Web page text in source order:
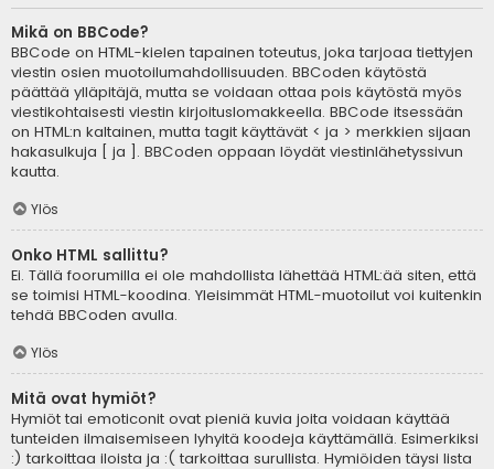
Mikä on BBCode?
BBCode on HTML-kielen tapainen toteutus, joka tarjoaa tiettyjen
viestin osien muotoilumahdollisuuden. BBCoden käytöstä
päättää ylläpitäjä, mutta se voidaan ottaa pois käytöstä myös
viestikohtaisesti viestin kirjoituslomakkeella. BBCode itsessään
on HTML:n kaltainen, mutta tagit käyttävät < ja > merkkien sijaan
hakasulkuja [ ja ]. BBCoden oppaan löydät viestinlähetyssivun
kautta.
Ylös
Onko HTML sallittu?
Ei. Tällä foorumilla ei ole mahdollista lähettää HTML:ää siten, että
se toimisi HTML-koodina. Yleisimmät HTML-muotoilut voi kuitenkin
tehdä BBCoden avulla.
Ylös
Mitä ovat hymiöt?
Hymiöt tai emoticonit ovat pieniä kuvia joita voidaan käyttää
tunteiden ilmaisemiseen lyhyitä koodeja käyttämällä. Esimerkiksi
:) tarkoittaa iloista ja :( tarkoittaa surullista. Hymiöiden täysi lista